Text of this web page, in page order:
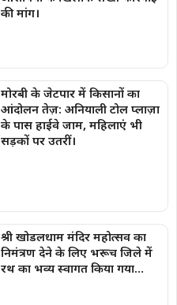
की मांग।
मोरबी के जेटपार में किसानों का
आंदोलन तेज़: अनियाली टोल प्लाज़ा
के पास हाईवे जाम, महिलाएं भी
सड़कों पर उतरीं।
श्री खोडलधाम मंदिर महोत्सव का
निमंत्रण देने के लिए भरूच जिले में
रथ का भव्य स्वागत किया गया…